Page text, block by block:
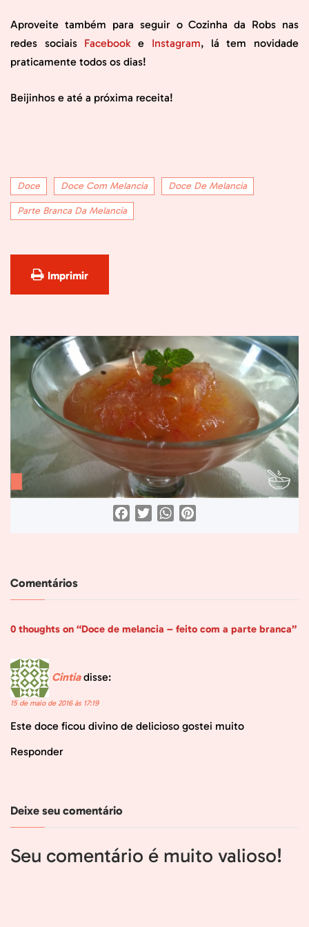
Aproveite também para seguir o Cozinha da Robs nas
redes sociais Facebooke Instagram, lá tem novidade
praticamente todos os dias!
Beijinhos e até a próxima receita!
Doce Doce Com Melancia Doce De Melancia
Parte Branca Da Melancia
Imprimir
FacebookTwitterWhatsApp
Comentários
0 thoughts on “Doce de melancia – feito com a parte branca”
Cintia disse:
15 de maio de 2016 às 17:19
Este doce ficou divino de delicioso gostei muito
Responder
Deixe seu comentário
Seu comentário é muito valioso!